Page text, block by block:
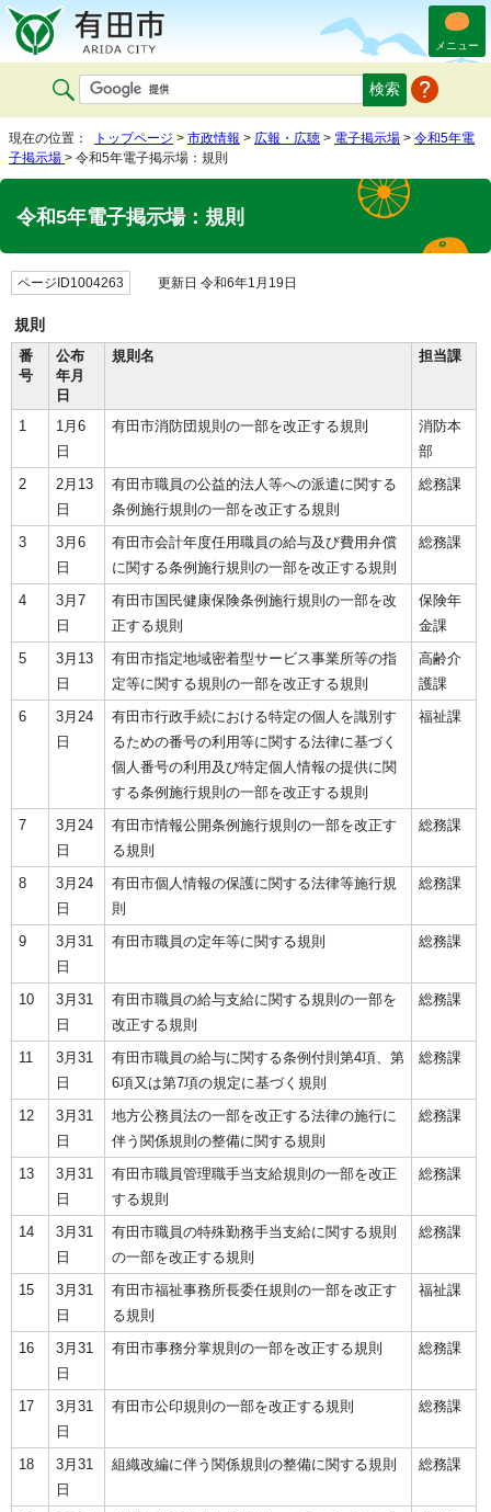
メニュー
現在の位置： トップページ > 市政情報 > 広報・広聴 > 電子掲示場 > 令和5年電
子掲示場 > 令和5年電子掲示場：規則
令和5年電子掲示場：規則
ページID1004263 更新日 令和6年1月19日
規則
番
号
公布
年月
日
規則名 担当課
1
1月6
日
有田市消防団規則の一部を改正する規則
消防本
部
2
2月13
日
有田市職員の公益的法人等への派遣に関する
条例施行規則の一部を改正する規則
総務課
3
3月6
日
有田市会計年度任用職員の給与及び費用弁償
に関する条例施行規則の一部を改正する規則
総務課
4
3月7
日
有田市国民健康保険条例施行規則の一部を改
正する規則
保険年
金課
5
3月13
日
有田市指定地域密着型サービス事業所等の指
定等に関する規則の一部を改正する規則
高齢介
護課
6
3月24
日
有田市行政手続における特定の個人を識別す
るための番号の利用等に関する法律に基づく
個人番号の利用及び特定個人情報の提供に関
する条例施行規則の一部を改正する規則
福祉課
7
3月24
日
有田市情報公開条例施行規則の一部を改正す
る規則
総務課
8
3月24
日
有田市個人情報の保護に関する法律等施行規
則
総務課
9
3月31
日
有田市職員の定年等に関する規則 総務課
10
3月31
日
有田市職員の給与支給に関する規則の一部を
改正する規則
総務課
11
3月31
日
有田市職員の給与に関する条例付則第4項、第
6項又は第7項の規定に基づく規則
総務課
12
3月31
日
地方公務員法の一部を改正する法律の施行に
伴う関係規則の整備に関する規則
総務課
13
3月31
日
有田市職員管理職手当支給規則の一部を改正
する規則
総務課
14
3月31
日
有田市職員の特殊勤務手当支給に関する規則
の一部を改正する規則
総務課
15
3月31
日
有田市福祉事務所長委任規則の一部を改正す
る規則
福祉課
16
3月31
日
有田市事務分掌規則の一部を改正する規則 総務課
17
3月31
日
有田市公印規則の一部を改正する規則 総務課
18
3月31
日
組織改編に伴う関係規則の整備に関する規則 総務課